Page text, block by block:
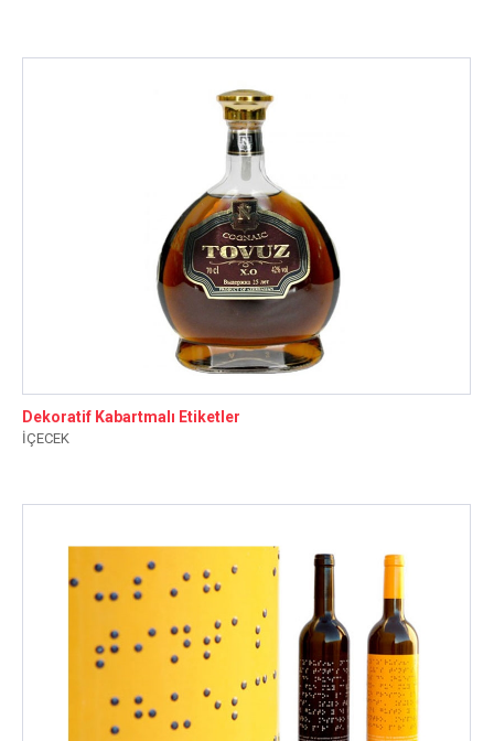
Dekoratif Kabartmalı Etiketler
İÇECEK